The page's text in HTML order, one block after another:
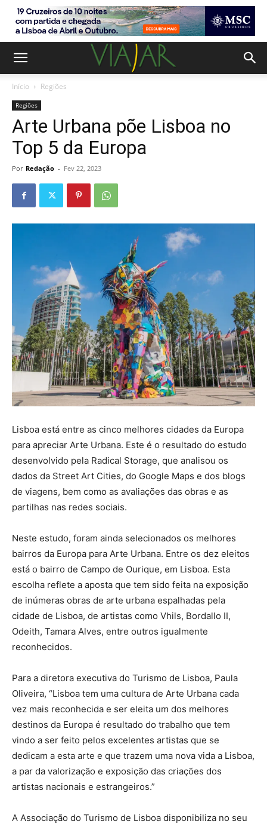
Início Regiões
Regiões
Arte Urbana põe Lisboa no
Top 5 da Europa
Por Redação - Fev 22, 2023
Lisboa está entre as cinco melhores cidades da Europa
para apreciar Arte Urbana. Este é o resultado do estudo
desenvolvido pela Radical Storage, que analisou os
dados da Street Art Cities, do Google Maps e dos blogs
de viagens, bem como as avaliações das obras e as
partilhas nas redes sociais.
Neste estudo, foram ainda selecionados os melhores
bairros da Europa para Arte Urbana. Entre os dez eleitos
está o bairro de Campo de Ourique, em Lisboa. Esta
escolha reflete a aposta que tem sido feita na exposição
de inúmeras obras de arte urbana espalhadas pela
cidade de Lisboa, de artistas como Vhils, Bordallo II,
Odeith, Tamara Alves, entre outros igualmente
reconhecidos.
Para a diretora executiva do Turismo de Lisboa, Paula
Oliveira, “Lisboa tem uma cultura de Arte Urbana cada
vez mais reconhecida e ser eleita um dos melhores
destinos da Europa é resultado do trabalho que tem
vindo a ser feito pelos excelentes artistas que se
dedicam a esta arte e que trazem uma nova vida a Lisboa,
a par da valorização e exposição das criações dos
artistas nacionais e estrangeiros.”
A Associação do Turismo de Lisboa disponibiliza no seu